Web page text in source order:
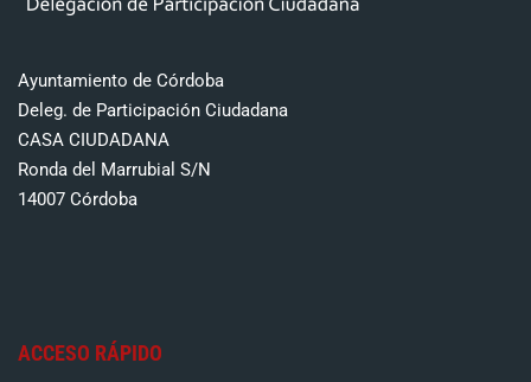
Ayuntamiento de Córdoba
Deleg. de Participación Ciudadana
CASA CIUDADANA
Ronda del Marrubial S/N
14007 Córdoba
ACCESO RÁPIDO